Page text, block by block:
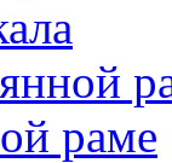
раме